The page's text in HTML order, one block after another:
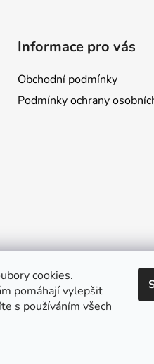
cookies.
pomáhají vylepšit
s používáním všech
Informace pro vás
Obchodní podmínky
Podmínky ochrany